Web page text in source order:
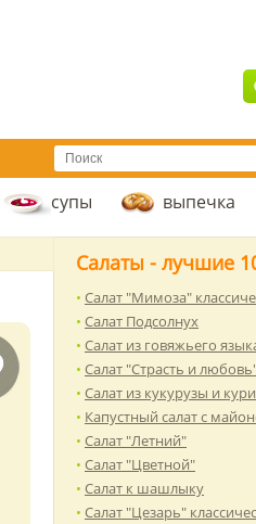
супы выпечка
Салаты - лучшие
Салат "Мимоза"
Салат Подсолнух
Салат из говяжьего
Салат "Страсть и
Салат из кукурузы и
Капустный салат с
Салат "Летний"
Салат "Цветной"
Салат к шашлыку
Салат "Цезарь"